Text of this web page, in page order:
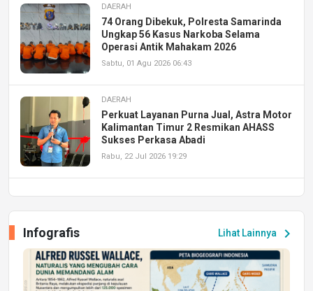
DAERAH
74 Orang Dibekuk, Polresta Samarinda
Ungkap 56 Kasus Narkoba Selama
Operasi Antik Mahakam 2026
Sabtu, 01 Agu 2026 06:43
DAERAH
Perkuat Layanan Purna Jual, Astra Motor
Kalimantan Timur 2 Resmikan AHASS
Sukses Perkasa Abadi
Rabu, 22 Jul 2026 19:29
Peluang Kerja dan Magang
Jumat, 17 Jul 2026 22:30
DAERAH
Lihat Lainnya chevron_right
Infografis